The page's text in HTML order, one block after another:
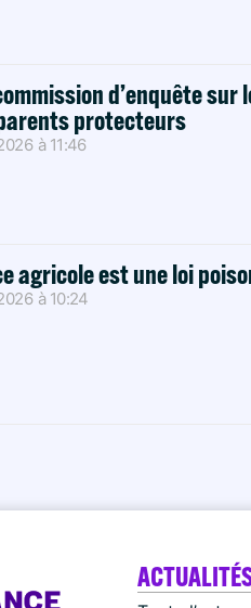
d’enquête
protecteurs
à 11:46
agricole est une loi
à 10:24